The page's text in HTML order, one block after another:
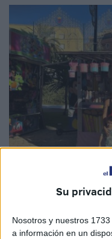
Su
Nosotros y nuestros 1733
a información en un